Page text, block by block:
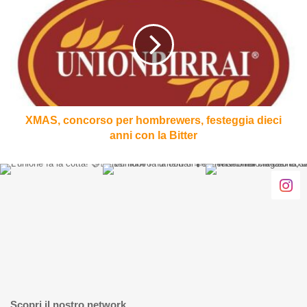
hombrewers,
festeggia
dieci
anni
con
BitterXMAS, concorso per hombrewers, festeggia dieci
anni con la Bitter